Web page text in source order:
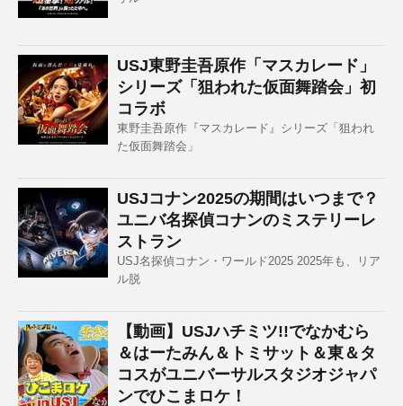
USJ東野圭吾原作「マスカレード」
シリーズ「狙われた仮面舞踏会」初
コラボ
東野圭吾原作『マスカレード』シリーズ「狙われ
た仮面舞踏会」
USJコナン2025の期間はいつまで？
ユニバ名探偵コナンのミステリーレ
ストラン
USJ名探偵コナン・ワールド2025 2025年も、リア
ル脱
【動画】USJハチミツ!!でなかむら
＆はーたみん＆トミサット＆東＆タ
コスがユニバーサルスタジオジャパ
ンでひこまロケ！